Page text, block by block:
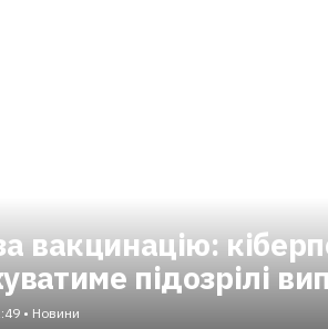
вакцинацію:
підозрілі
• Новини